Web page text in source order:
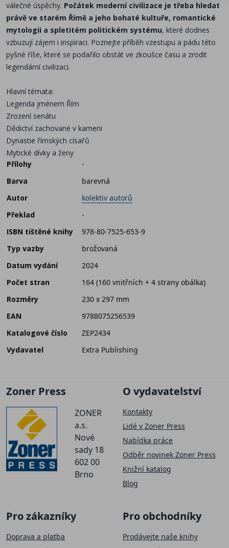
válečné úspěchy. Počátek moderní civilizace je třeba hledat
právě ve starém Římě a jeho bohaté kultuře, romantické
mytologii a spletitém politickém systému, které dodnes
vzbuzují zájem i inspiraci. Poznejte příběh vzestupu a pádu této
pyšné říše, které se podařilo obstát ve zkoušce času a zrodit
legendární civilizaci.
Hlavní témata:
Legenda jménem Řím
Zrození senátu
Dědictví zachované v kameni
Dynastie římských císařů
Mytické dívky a ženy
Přílohy
-
Barva
barevná
Autor
kolektiv autorů
Překlad
-
ISBN tištěné knihy
978-80-7525-653-9
Typ vazby
brožovaná
Datum vydání
2024
Počet stran
164 (160 vnitřních + 4 strany obálka)
Rozměry
230 x 297 mm
EAN
9788075256539
Katalogové číslo
ZEP2434
Vydavatel
Extra Publishing
Zoner Press
ZONER
a.s.
Nové
sady 18
602 00
Brno
O vydavatelství
Kontakty
Lidé v Zoner Press
Nabídka práce
Odběr novinek Zoner Press
Knižní katalog
Blog
Pro zákazníky
Doprava a platba
Pro obchodníky
Prodávejte naše knihy